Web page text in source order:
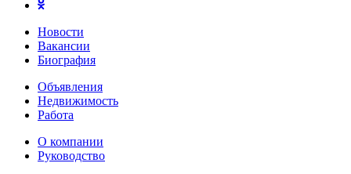
Новости
Вакансии
Биография
Объявления
Недвижимость
Работа
О компании
Руководство